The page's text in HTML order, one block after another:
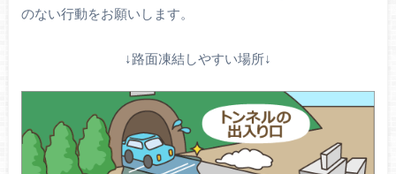
のない行動をお願いします。
↓路面凍結しやすい場所↓